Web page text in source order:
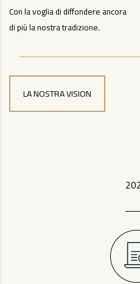
Con la voglia di diffondere ancora
di più la nostra tradizione.
LA NOSTRA VISION